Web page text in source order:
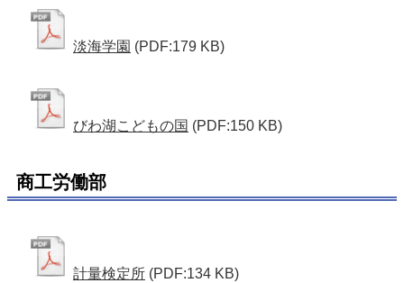
淡海学園 (PDF:179 KB)
びわ湖こどもの国 (PDF:150 KB)
商工労働部
計量検定所 (PDF:134 KB)